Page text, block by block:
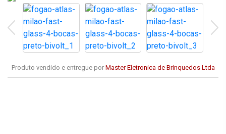
Produto vendido e entregue por Master Eletronica de Brinquedos Ltda